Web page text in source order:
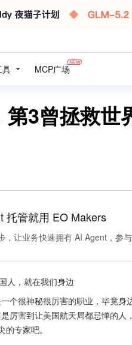
具 MCP广场
3曾拯救世
托管就用 EO Makers
，让业务快速拥有 AI Agent，参
人，就在我们身边
个很神秘很厉害的职业，毕竟
厉害到让美国航天局都忌惮的
专家吧。